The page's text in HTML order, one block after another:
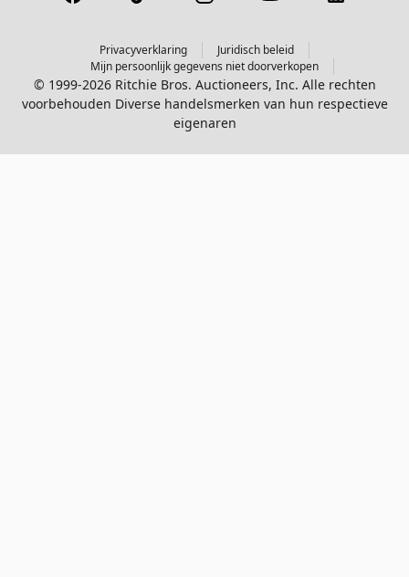
Privacyverklaring
Juridisch beleid
Mijn persoonlijk gegevens niet doorverkopen
© 1999-2026 Ritchie Bros. Auctioneers, Inc. Alle rechten
voorbehouden Diverse handelsmerken van hun respectieve
eigenaren